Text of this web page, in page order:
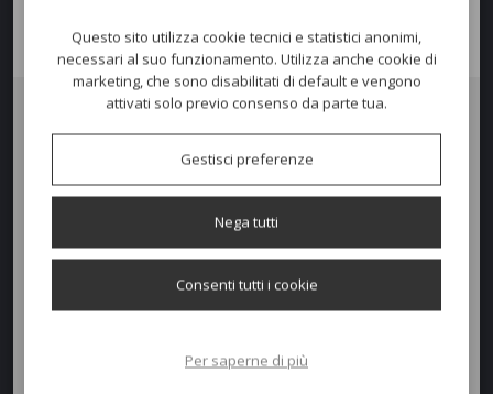
SgabelloMAIORCAcon struttura in alluminio verniciato a polvere,
seduta e schienale rivestiti con tessuto Textilene disponibile nei colori:
Tortora (T2) per la versionetortora; Impilabile e leggero, adatto per
tutte le ambientazioni Contract e Residenziali a bordo piscina o zona
Colori disponibili
Questo sito utilizza cookie tecnici e statistici anonimi,
necessari al suo funzionamento. Utilizza anche cookie di
marketing, che sono disabilitati di default e vengono
attivati solo previo consenso da parte tua.
Gestisci preferenze
Nega tutti
Consenti tutti i cookie
Per saperne di più